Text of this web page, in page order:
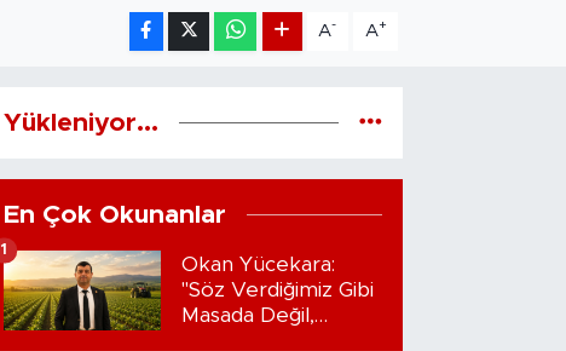
A- A+
Yükleniyor...
En Çok Okunanlar
Okan Yücekara:
"Söz Verdiğimiz Gibi
Masada Değil,
1